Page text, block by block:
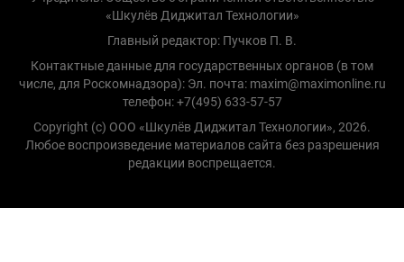
«Шкулёв Диджитал Технологии»
Главный редактор: Пучков П. В.
Контактные данные для государственных органов (в том
числе, для Роскомнадзора): Эл. почта: maxim@maximonline.ru
телефон: +7(495) 633-57-57
Copyright (с) ООО «Шкулёв Диджитал Технологии», 2026.
Любое воспроизведение материалов сайта без разрешения
редакции воспрещается.